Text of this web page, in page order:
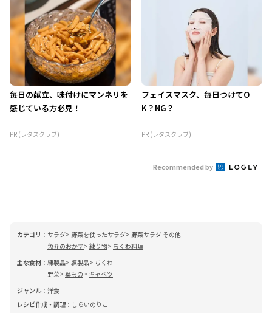
毎日の献立、味付けにマンネリを
感じている方必見！
PR (レタスクラブ)
フェイスマスク、毎日つけてO
K？NG？
PR (レタスクラブ)
Recommended by
カテゴリ： サラダ 野菜を使ったサラダ
野菜サラダ その他
魚介のおかず 練り物
ちくわ料理
主な食材： 練製品 練製品
ちくわ
野菜 葉もの
キャベツ
ジャンル： 洋食
レシピ作成・調理： しらいのりこ